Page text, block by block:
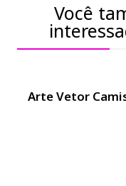
Você
Arte Vetor